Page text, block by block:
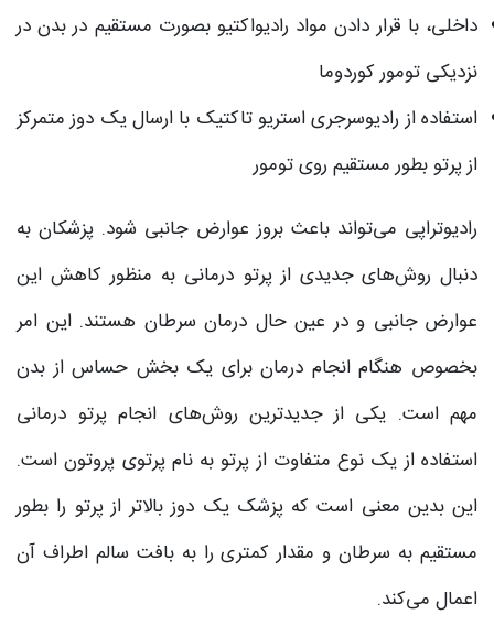
داخلی، با قرار دادن مواد رادیواکتیو بصورت مستقیم در بدن در
نزدیکی تومور کوردوما
استفاده از رادیوسرجری استریو تاکتیک با ارسال یک دوز متمرکز
از پرتو بطور مستقیم روی تومور
رادیوتراپی می‌تواند باعث بروز عوارض جانبی شود. پزشکان به
دنبال روش‌های جدیدی از پرتو درمانی به منظور کاهش این
عوارض جانبی و در عین حال درمان سرطان هستند. این امر
بخصوص هنگام انجام درمان برای یک بخش حساس از بدن
مهم است. یکی از جدید‌ترین روش‌های انجام پرتو درمانی
استفاده از یک نوع متفاوت از پرتو به نام پرتوی پروتون است.
این بدین معنی است که پزشک یک دوز بالاتر از پرتو را بطور
مستقیم به سرطان و مقدار کمتری را به بافت سالم اطراف آن
اعمال می‌کند.